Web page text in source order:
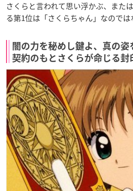
さくらと言われて思い浮かぶ、また
る第1位は「さくらちゃん」なのでは
闇の力を秘めし鍵よ、真の姿
契約のもとさくらが命じる封